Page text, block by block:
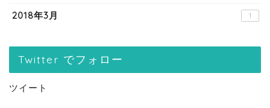
2018年3月 1
Twitter でフォロー
ツイート